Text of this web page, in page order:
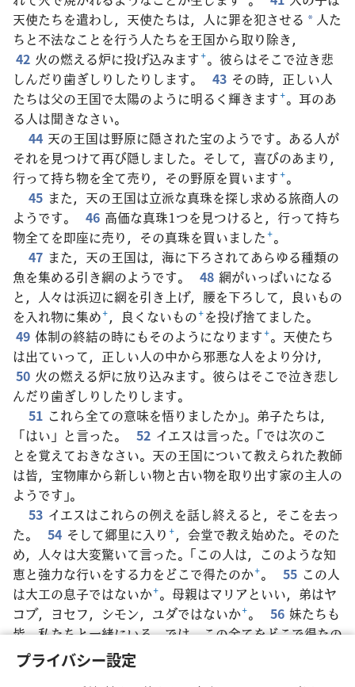
プライバシー設定
天使たちを遣わし，天使たちは，人に罪を犯させる * 人た
ちと不法なことを行う人たちを王国から取り除き，
42 火の燃える炉に投げ込みます+。彼らはそこで泣き悲
しんだり歯ぎしりしたりします。
43 その時，正しい人
たちは父の王国で太陽のように明るく輝きます+。耳のあ
る人は聞きなさい。
44 天の王国は野原に隠された宝のようです。ある人が
それを見つけて再び隠しました。そして，喜びのあまり，
行って持ち物を全て売り，その野原を買います+。
45 また，天の王国は立派な真珠を探し求める旅商人の
ようです。
46 高価な真珠1つを見つけると，行って持ち
物全てを即座に売り，その真珠を買いました+。
47 また，天の王国は，海に下ろされてあらゆる種類の
魚を集める引き網のようです。
48 網がいっぱいになる
と，人々は浜辺に網を引き上げ，腰を下ろして，良いもの
を入れ物に集め+，良くないもの+を投げ捨てました。
49 体制の終結の時にもそのようになります+。天使たち
は出ていって，正しい人の中から邪悪な人をより分け，
50 火の燃える炉に放り込みます。彼らはそこで泣き悲し
んだり歯ぎしりしたりします。
51 これら全ての意味を悟りましたか」。弟子たちは，
「はい」と言った。
52 イエスは言った。「では次のこ
とを覚えておきなさい。天の王国について教えられた教師
は皆，宝物庫から新しい物と古い物を取り出す家の主人の
ようです」。
53 イエスはこれらの例えを話し終えると，そこを去っ
た。
54 そして郷里に入り +，会堂で教え始めた。そのた
め，人々は大変驚いて言った。「この人は，このような知
恵と強力な行いをする力をどこで得たのか+。 55 この人
は大工の息子ではないか+。母親はマリアといい，弟はヤ
コブ，ヨセフ，シモン，ユダではないか+。 56 妹たちも
皆，私たちと一緒にいる。では，この全てをどこで得たの
か+」。 57 こうして人々はイエスを信じようとしなかっ
た 。しかしイエスは言った。「預言者は，郷里や自分の